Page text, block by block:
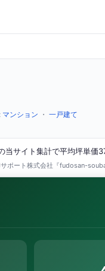
マンション ・ 一戸建て
サイト集計で平均坪単価
ポート株式会社『fudosan-